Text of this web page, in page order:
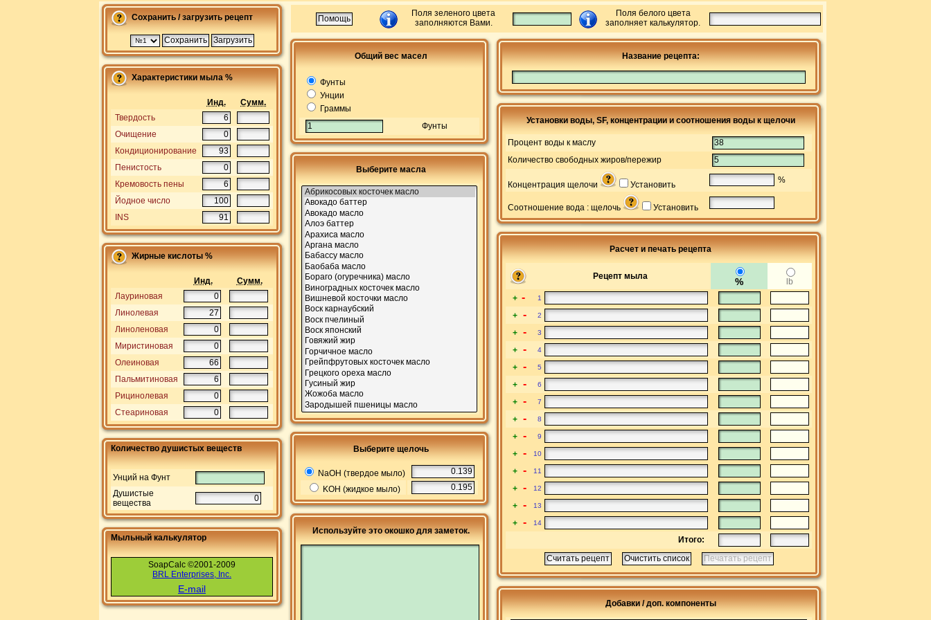
Сохранить / загрузить рецепт
Характеристики мыла %
Инд.
Сумм.
Твердость
Очищение
Кондиционирование
Пенистость
Кремовость пены
Йодное число
INS
Жирные кислоты %
Инд.
Сумм.
Лауриновая
Линолевая
Линоленовая
Миристиновая
Олеиновая
Пальмитиновая
Рицинолевая
Стеариновая
Количество душистых веществ
Унций на Фунт
Душистые
вещества
Мыльный калькулятор
SoapCalc ©2001-2009
BRL Enterprises, Inc.
E-mail
Поля зеленого цвета
заполняются Вами.
Поля белого цвета
заполняет калькулятор.
Общий вес масел
Фунты
Унции
Граммы
Фунты
Выберите масла
Выберите щелочь
NaOH (твердое мыло)
KOH (жидкое мыло)
Используйте это окошко для заметок.
Название рецепта:
Установки воды, SF, концентрации и соотношения воды к щелочи
Процент воды к маслу
Количество свободных жиров/пережир
Концентрация щелочи Установить
%
Соотношение вода : щелочь Установить
Расчет и печать рецепта
Рецепт мыла %
lb
+ - 1
+ - 2
+ - 3
+ - 4
+ - 5
+ - 6
+ - 7
+ - 8
+ - 9
+ - 10
+ - 11
+ - 12
+ - 13
+ - 14
Итого:
Добавки / доп. компоненты